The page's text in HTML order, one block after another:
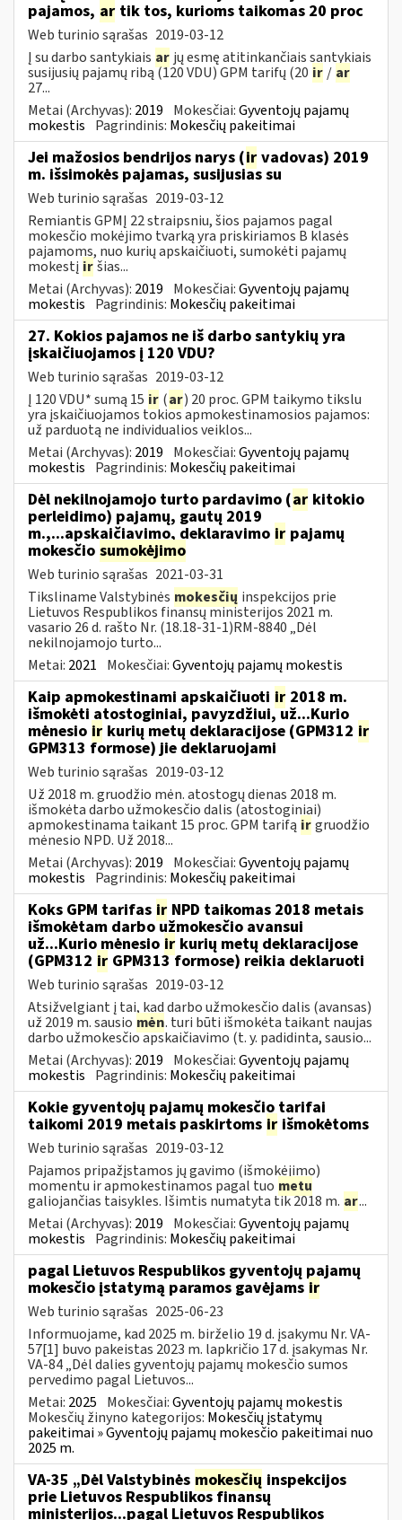
pajamos, ar tik tos, kurioms taikomas 20 proc
Web turinio sąrašas 2019-03-12
Į su darbo santykiais ar jų esmę atitinkančiais santykiais
susijusių pajamų ribą (120 VDU) GPM tarifų (20 ir / ar
27...
Metai (Archyvas): 2019 Mokesčiai:Gyventojų pajamų
mokestis Pagrindinis: Mokesčių pakeitimai
Jei mažosios bendrijos narys (ir vadovas) 2019
m. išsimokės pajamas, susijusias su
Web turinio sąrašas 2019-03-12
Remiantis GPMĮ 22 straipsniu, šios pajamos pagal
mokesčio mokėjimo tvarką yra priskiriamos B klasės
pajamoms, nuo kurių apskaičiuoti, sumokėti pajamų
mokestį iršias...
Metai (Archyvas): 2019 Mokesčiai:Gyventojų pajamų
mokestis Pagrindinis: Mokesčių pakeitimai
27. Kokios pajamos ne iš darbo santykių yra
įskaičiuojamos į 120 VDU?
Web turinio sąrašas 2019-03-12
Į 120 VDU* sumą 15 ir (ar) 20 proc. GPM taikymo tikslu
yra įskaičiuojamos tokios apmokestinamosios pajamos:
už parduotą ne individualios veiklos...
Metai (Archyvas): 2019 Mokesčiai:Gyventojų pajamų
mokestis Pagrindinis: Mokesčių pakeitimai
Dėl nekilnojamojo turto pardavimo (ar kitokio
perleidimo) pajamų, gautų 2019
m.,...apskaičiavimo, deklaravimo ir pajamų
mokesčio sumokėjimo
Web turinio sąrašas 2021-03-31
Tiksliname Valstybinės mokesčių inspekcijos prie
Lietuvos Respublikos finansų ministerijos 2021 m.
vasario 26 d. rašto Nr. (18.18-31-1)RM-8840 „Dėl
nekilnojamojo turto...
Metai: 2021 Mokesčiai:Gyventojų pajamų mokestis
Kaip apmokestinami apskaičiuoti ir 2018 m.
išmokėti atostoginiai, pavyzdžiui, už...Kurio
mėnesio ir kurių metų deklaracijose (GPM312 ir
GPM313 formose) jie deklaruojami
Web turinio sąrašas 2019-03-12
Už 2018 m. gruodžio mėn. atostogų dienas 2018 m.
išmokėta darbo užmokesčio dalis (atostoginiai)
apmokestinama taikant 15 proc. GPM tarifą irgruodžio
mėnesio NPD. Už 2018...
Metai (Archyvas): 2019 Mokesčiai:Gyventojų pajamų
mokestis Pagrindinis: Mokesčių pakeitimai
Koks GPM tarifas ir NPD taikomas 2018 metais
išmokėtam darbo užmokesčio avansui
už...Kurio mėnesio ir kurių metų deklaracijose
(GPM312 ir GPM313 formose) reikia deklaruoti
Web turinio sąrašas 2019-03-12
Atsižvelgiant į tai, kad darbo užmokesčio dalis (avansas)
už 2019 m. sausio mėn. turi būti išmokėta taikant naujas
darbo užmokesčio apskaičiavimo (t. y. padidinta, sausio...
Metai (Archyvas): 2019 Mokesčiai:Gyventojų pajamų
mokestis Pagrindinis: Mokesčių pakeitimai
Kokie gyventojų pajamų mokesčio tarifai
taikomi 2019 metais paskirtoms ir išmokėtoms
Web turinio sąrašas 2019-03-12
Pajamos pripažįstamos jų gavimo (išmokėjimo)
momentu ir apmokestinamos pagal tuo metu
galiojančias taisykles. Išimtis numatyta tik 2018 m. ar...
Metai (Archyvas): 2019 Mokesčiai:Gyventojų pajamų
mokestis Pagrindinis: Mokesčių pakeitimai
pagal Lietuvos Respublikos gyventojų pajamų
mokesčio įstatymą paramos gavėjams ir
Web turinio sąrašas 2025-06-23
Informuojame, kad 2025 m. birželio 19 d. įsakymu Nr. VA-
57[1] buvo pakeistas 2023 m. lapkričio 17 d. įsakymas Nr.
VA-84 „Dėl dalies gyventojų pajamų mokesčio sumos
pervedimo pagal Lietuvos...
Metai: 2025 Mokesčiai:Gyventojų pajamų mokestis
Mokesčių žinyno kategorijos: Mokesčių įstatymų
pakeitimai » Gyventojų pajamų mokesčio pakeitimai nuo
2025 m.
VA-35 „Dėl Valstybinės mokesčių inspekcijos
prie Lietuvos Respublikos finansų
ministerijos...pagal Lietuvos Respublikos